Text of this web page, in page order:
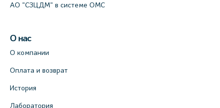
АО "СЗЦДМ" в системе ОМС
О нас
О компании
Оплата и возврат
История
Лаборатория